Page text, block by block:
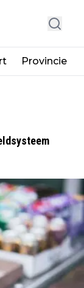
Provincie